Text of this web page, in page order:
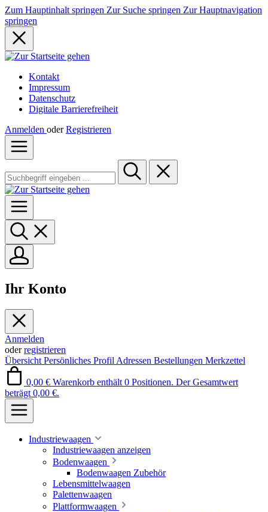
Zum Hauptinhalt springen Zur Suche springen Zur Hauptnavigation
springen
Kontakt
Impressum
Datenschutz
Digitale Barrierefreiheit
Anmelden oder Registrieren
Ihr Konto
Anmelden
oderregistrieren
Übersicht Persönliches Profil Adressen Bestellungen Merkzettel
0,00 € Warenkorb enthält 0 Positionen. Der Gesamtwert
beträgt 0,00 €.
Industriewaagen
Industriewaagen anzeigen
Bodenwaagen
Bodenwaagen Zubehör
Lebensmittelwaagen
Palettenwaagen
Plattformwaagen